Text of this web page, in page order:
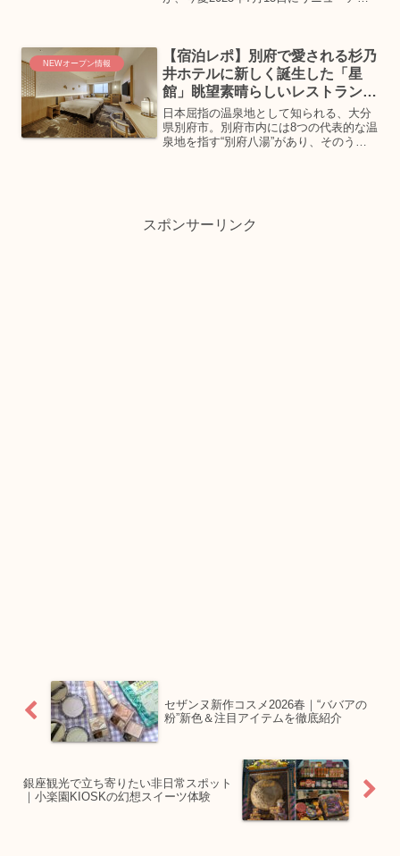
ルします。沖縄本島...
NEWオープン情報
【宿泊レポ】別府で愛される杉乃
井ホテルに新しく誕生した「星
館」眺望素晴らしいレストランで
絶品ビュッフェ
日本屈指の温泉地として知られる、大分
県別府市。別府市内には8つの代表的な温
泉地を指す“別府八湯”があり、そのうち
スポンサーリンク
セザンヌ新作コスメ2026春｜“ババアの
粉”新色＆注目アイテムを徹底紹介
銀座観光で立ち寄りたい非日常スポット
｜小楽園KIOSKの幻想スイーツ体験